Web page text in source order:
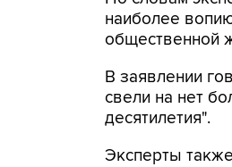
наиболее
общественной
В заявлении
свели на нет
десятилетия".
Эксперты